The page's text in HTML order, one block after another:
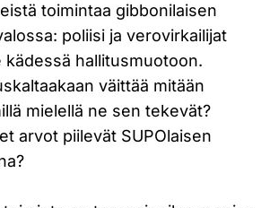
toimintaa gibbonilaisen
poliisi ja verovirkailijat
kädessä hallitusmuotoon.
väittää mitään
mielellä ne sen tekevät?
arvot piilevät SUPOlaisen